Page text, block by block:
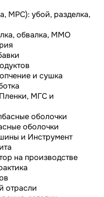
МРС): убой, разделка,
обвалка, ММО
и сушка
МГС и
оболочки
оболочки
и Инструмент
на производстве
отрасли